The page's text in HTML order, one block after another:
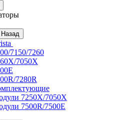
Назад
7150/7260
7050X
7280R
7250X/7050X
7500R/7500E